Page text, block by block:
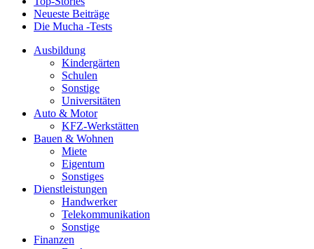
Neueste Beiträge
Die Mucha -Tests
Ausbildung
Kindergärten
Schulen
Sonstige
Universitäten
Auto & Motor
KFZ-Werkstätten
Bauen & Wohnen
Miete
Eigentum
Sonstiges
Dienstleistungen
Handwerker
Telekommunikation
Sonstige
Finanzen